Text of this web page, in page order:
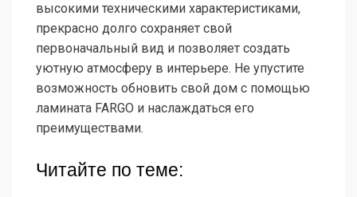
высокими техническими характеристиками,
прекрасно долго сохраняет свой
первоначальный вид и позволяет создать
уютную атмосферу в интерьере. Не упустите
возможность обновить свой дом с помощью
ламината FARGO и наслаждаться его
преимуществами.
Читайте по теме: